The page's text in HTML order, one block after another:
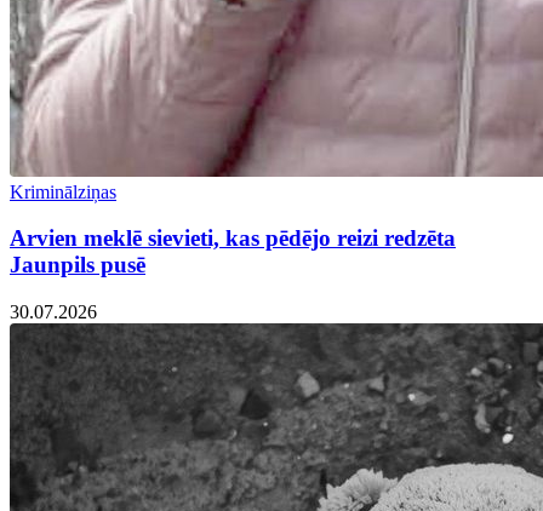
Kriminālziņas
Arvien meklē sievieti, kas pēdējo reizi redzēta
Jaunpils pusē
30.07.2026